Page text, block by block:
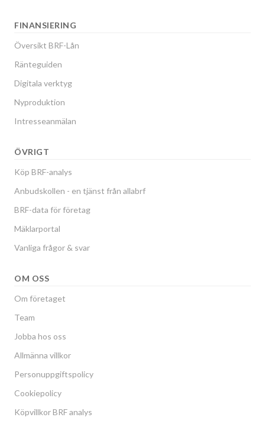
FINANSIERING
Översikt BRF-Lån
Ränteguiden
Digitala verktyg
Nyproduktion
Intresseanmälan
ÖVRIGT
Köp BRF-analys
Anbudskollen - en tjänst från allabrf
BRF-data för företag
Mäklarportal
Vanliga frågor & svar
OM OSS
Om företaget
Team
Jobba hos oss
Allmänna villkor
Personuppgiftspolicy
Cookiepolicy
Köpvillkor BRF analys